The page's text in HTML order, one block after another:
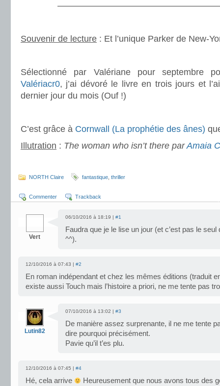
Souvenir de lecture : Et l’unique Parker de New-
Sélectionné par Valériane pour septembre
Valériacr0, j’ai dévoré le livre en trois jours et
dernier jour du mois (Ouf !)
C’est grâce à Cornwall (La prophétie des ânes)
Illutration : The woman who isn’t there parAmaia
NORTH Claire fantastique thriller
Commenter Trackback
Vert
06/10/2016 à 18:19 | #1
Faudra que je le lise un jour (et c’est pas le
^^).
12/10/2016 à 07:43 | #2
En roman indépendant et chez les mêmes éditions (traduit
existe aussi Touch mais l’histoire a priori, ne me tente pas
Lutin82
07/10/2016 à 13:02 | #3
De manière assez surprenante, il ne me tente
dire pourquoi précisément.
Pavie qu’il t’es plu.
12/10/2016 à 07:45 | #4
Hé, cela arrive
Heureusement que nous avons tous des